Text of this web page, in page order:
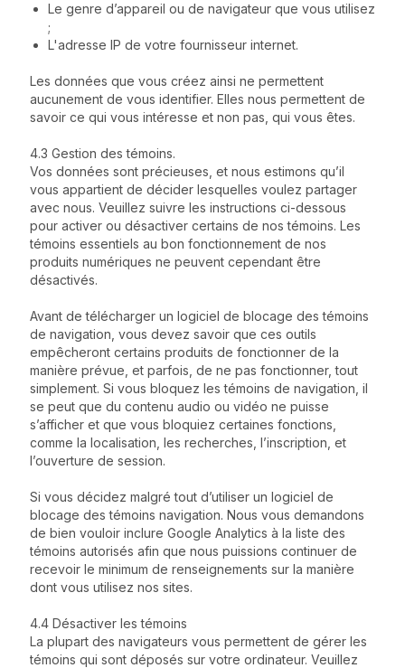
Le genre d’appareil ou de navigateur que vous utilisez
;
L'adresse IP de votre fournisseur internet.
Les données que vous créez ainsi ne permettent
aucunement de vous identifier. Elles nous permettent de
savoir ce qui vous intéresse et non pas, qui vous êtes.
4.3 Gestion des témoins.
Vos données sont précieuses, et nous estimons qu’il
vous appartient de décider lesquelles voulez partager
avec nous. Veuillez suivre les instructions ci-dessous
pour activer ou désactiver certains de nos témoins. Les
témoins essentiels au bon fonctionnement de nos
produits numériques ne peuvent cependant être
désactivés.
Avant de télécharger un logiciel de blocage des témoins
de navigation, vous devez savoir que ces outils
empêcheront certains produits de fonctionner de la
manière prévue, et parfois, de ne pas fonctionner, tout
simplement. Si vous bloquez les témoins de navigation, il
se peut que du contenu audio ou vidéo ne puisse
s’afficher et que vous bloquiez certaines fonctions,
comme la localisation, les recherches, l’inscription, et
l’ouverture de session.
Si vous décidez malgré tout d’utiliser un logiciel de
blocage des témoins navigation. Nous vous demandons
de bien vouloir inclure Google Analytics à la liste des
témoins autorisés afin que nous puissions continuer de
recevoir le minimum de renseignements sur la manière
dont vous utilisez nos sites.
4.4 Désactiver les témoins
La plupart des navigateurs vous permettent de gérer les
témoins qui sont déposés sur votre ordinateur. Veuillez